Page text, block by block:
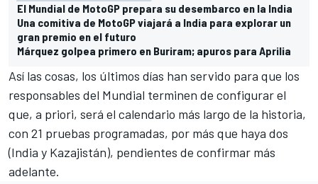
El Mundial de MotoGP prepara su desembarco en la India
Una comitiva de MotoGP viajará a India para explorar un
gran premio en el futuro
Márquez golpea primero en Buriram; apuros para Aprilia
Así las cosas, los últimos días han servido para que los
responsables del Mundial terminen de configurar el
que, a priori, será el calendario más largo de la historia,
con 21 pruebas programadas, por más que haya dos
(India y Kazajistán), pendientes de confirmar más
adelante.